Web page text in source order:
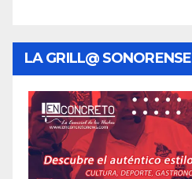
LA GRILL@ SONORENSE